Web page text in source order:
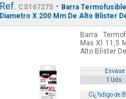
Ref. CS167275 - Barra
Diametro X 200 Mm De Alto Blister
Barra
Max Xl 11,5
Alto Blister
Envase
1 Uds.
Cï¿½digo de